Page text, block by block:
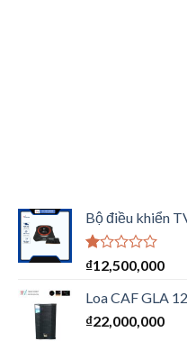
Bộ điều khiển
Được
hạng
1.00
5
₫12,500,000
Loa CAF GLA
₫22,000,000